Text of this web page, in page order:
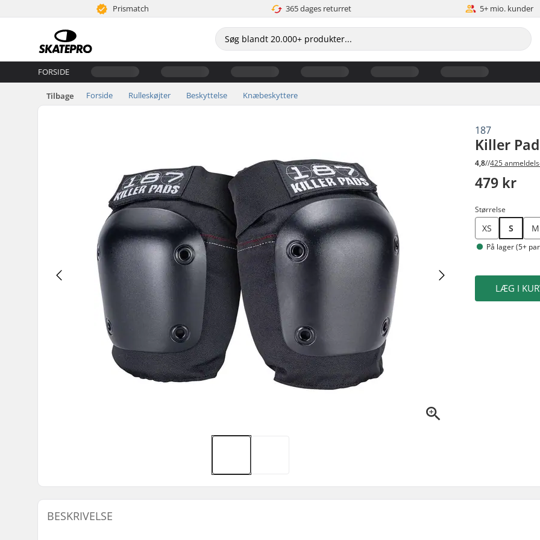
Prismatch 365 dages returret 5+ mio. kunder
FORSIDE
Tilbage Forside Rulleskøjter Beskyttelse Knæbeskyttere
187
Killer
4,8//425
479 kr
Størrelse
XS S M
På lager (5+
LÆG I
BESKRIVELSE